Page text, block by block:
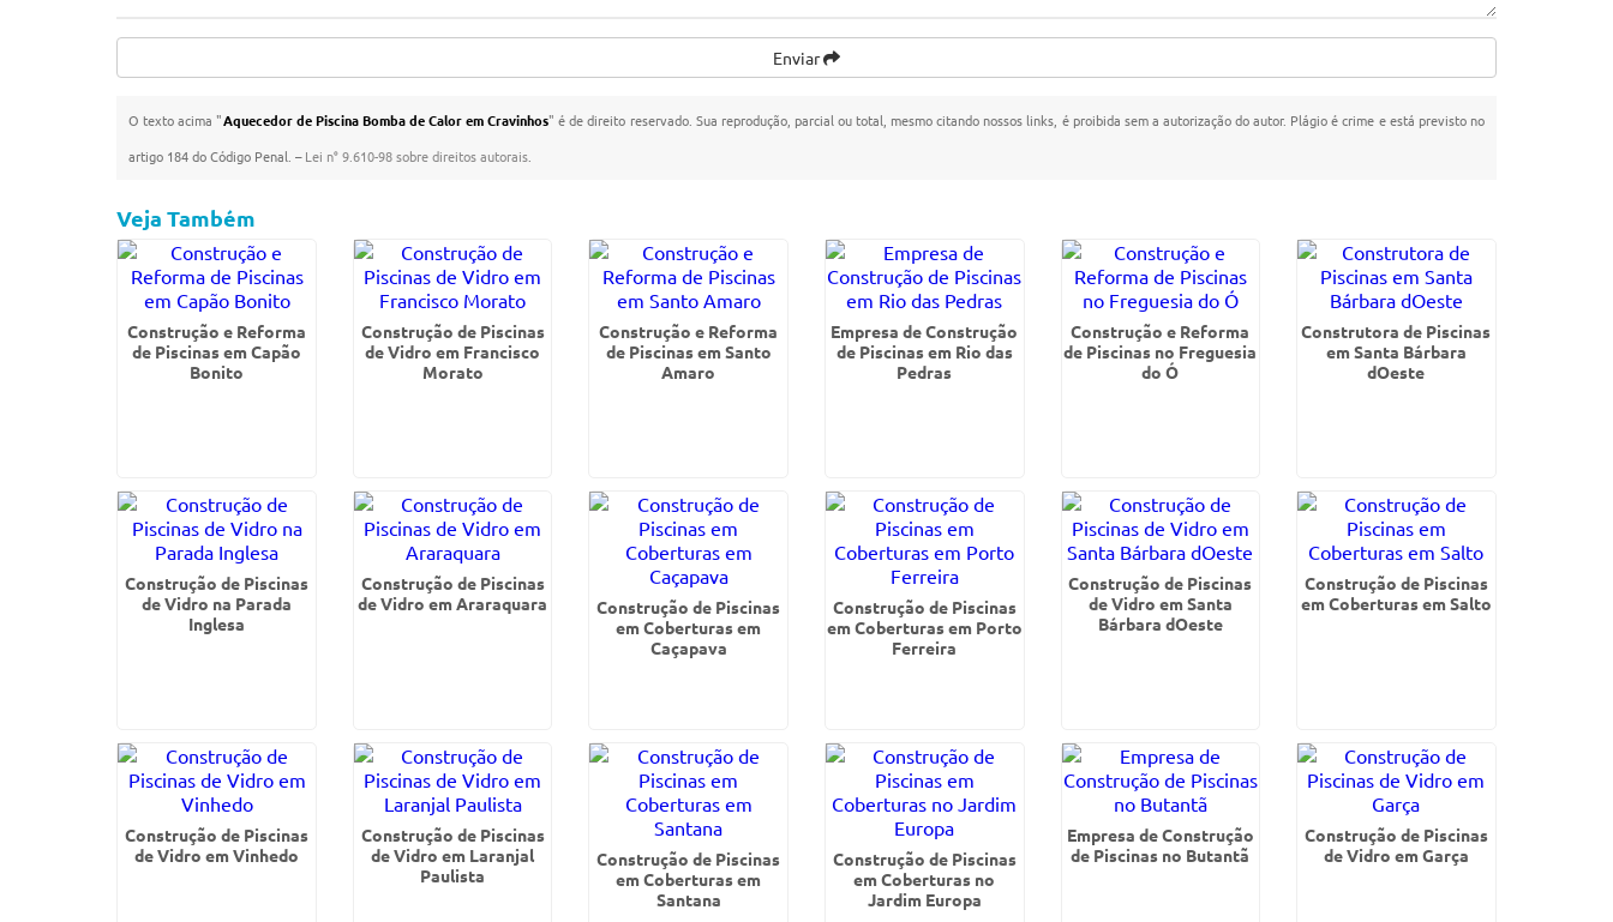
Enviar
O texto acima "Aquecedor de Piscina Bomba de Calor em Cravinhos" é de direito reservado. Sua reprodução, parcial ou total, mesmo citando nossos links, é proibida sem a autorização do autor. Plágio é crime e está previsto no
artigo 184 do Código Penal. –Lei n° 9.610-98 sobre direitos autorais
Veja Também
Construção e Reforma
de Piscinas em Capão
Bonito
Construção de Piscinas
de Vidro em Francisco
Morato
Construção e Reforma
de Piscinas em Santo
Amaro
Empresa de Construção
de Piscinas em Rio das
Pedras
Construção e Reforma
de Piscinas no Freguesia
do Ó
Construtora de Piscinas
em Santa Bárbara
dOeste
Construção de Piscinas
de Vidro na Parada
Inglesa
Construção de Piscinas
de Vidro em Araraquara
Construção de Piscinas
em Coberturas em
Caçapava
Construção de Piscinas
em Coberturas em Porto
Ferreira
Construção de Piscinas
de Vidro em Santa
Bárbara dOeste
Construção de Piscinas
em Coberturas em Salto
Construção de Piscinas
de Vidro em Vinhedo
Construção de Piscinas
de Vidro em Laranjal
Paulista
Construção de Piscinas
em Coberturas em
Santana
Construção de Piscinas
em Coberturas no
Jardim Europa
Empresa de Construção
de Piscinas no Butantã
Construção de Piscinas
de Vidro em Garça